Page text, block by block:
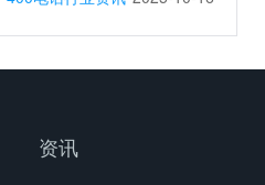
资讯